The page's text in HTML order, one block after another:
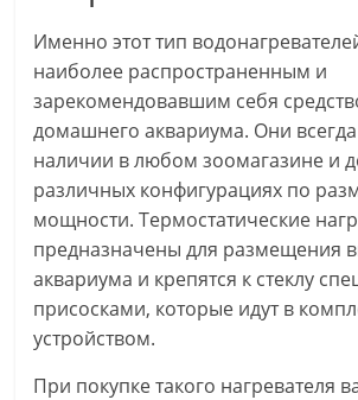
Именно этот тип
наиболее распространенным и
зарекомендовавшим себя
домашнего аквариума. Они всегда
наличии в любом зоомагазине и
различных конфигурациях по
мощности. Термостатические
предназначены для размещения
аквариума и крепятся к стеклу
присосками, которые идут в
устройством.
При покупке такого нагревателя